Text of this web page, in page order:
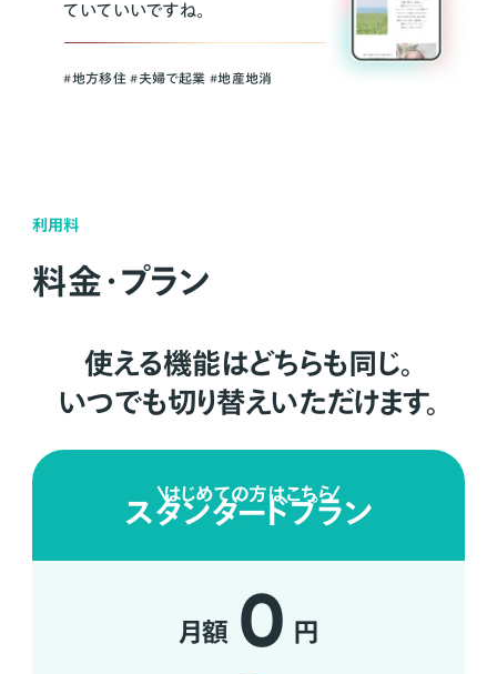
ていていいですね。
#地方移住 #夫婦で起業 #地産地消
利用料
料金・プラン
使える機能はどちらも同じ。
いつでも切り替えいただけます。
はじめての方はこちら
スタンダードプラン
月額 0 円